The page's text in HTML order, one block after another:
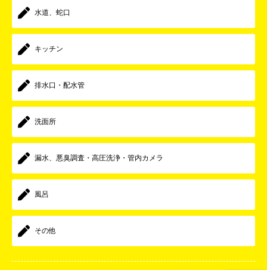
水道、蛇口
キッチン
排水口・配水管
洗面所
漏水、悪臭調査・高圧洗浄・管内カメラ
風呂
その他